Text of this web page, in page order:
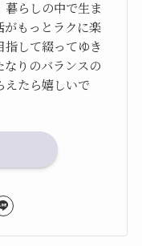
暮らしの中で生ま
がもっとラクに楽
指して綴ってゆき
りのバランスの
えたら嬉しいで